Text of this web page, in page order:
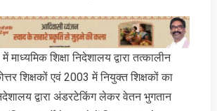
माध्यमिक शिक्षा निदेशालय द्वारा तत्कालीन
शिक्षकों एवं 2003 में नियुक्त शिक्षकों का
द्वारा अंडरटेकिंग लेकर वेतन भुगतान